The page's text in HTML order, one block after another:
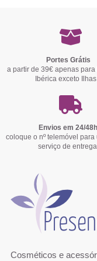
Portes Grátis
a partir de 39€ apenas
Ibérica exceto
Envios em 24/48h
coloque o nº telemóvel para
serviço de entrega.
Cosméticos e